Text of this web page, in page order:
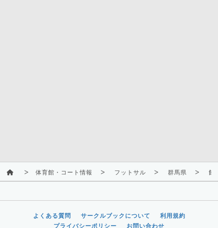
体育館・コート情報 フットサル 群馬県 館
よくある質問 サークルブックについて
利用規約
プライバシーポリシー
お問い合わせ